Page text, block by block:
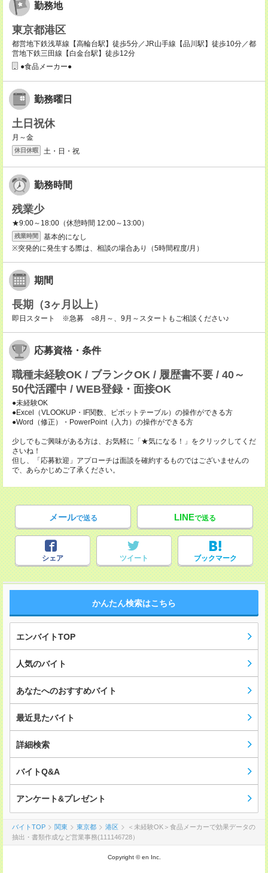
勤務地
東京都港区
都営地下鉄浅草線【高輪台駅】徒歩5分／JR山手線【品川駅】徒歩10分／都
営地下鉄三田線【白金台駅】徒歩12分
●食品メーカー●
勤務曜日
土日祝休
月～金
休日休暇 土・日・祝
勤務時間
残業少
★9:00～18:00（休憩時間 12:00～13:00）
残業時間
基本的になし
※突発的に発生する際は、相談の場合あり（5時間程度/月）
期間
長期（3ヶ月以上）
即日スタート ※急募 ○8月～、9月～スタートもご相談ください♪
応募資格・条件
職種未経験OK / ブランクOK / 履歴書不要 / 40～
50代活躍中 / WEB登録・面接OK
●未経験OK
●Excel（VLOOKUP・IF関数、ピボットテーブル）の操作ができる方
●Word（修正）・PowerPoint（入力）の操作ができる方
少しでもご興味がある方は、お気軽に「★気になる！」をクリックしてくだ
さいね！
但し、「応募歓迎」アプローチは面談を確約するものではございませんの
で、あらかじめご了承ください。
メールで送る LINEで送る
シェア ツイート ブックマーク
かんたん検索はこちら
エンバイトTOP
人気のバイト
あなたへのおすすめバイト
最近見たバイト
詳細検索
バイトQ&A
アンケート&プレゼント
バイトTOP 関東 東京都 港区
＜未経験OK＞食品メーカーで効果データの
抽出・書類作成など営業事務(111146728）
Copyright © en Inc.